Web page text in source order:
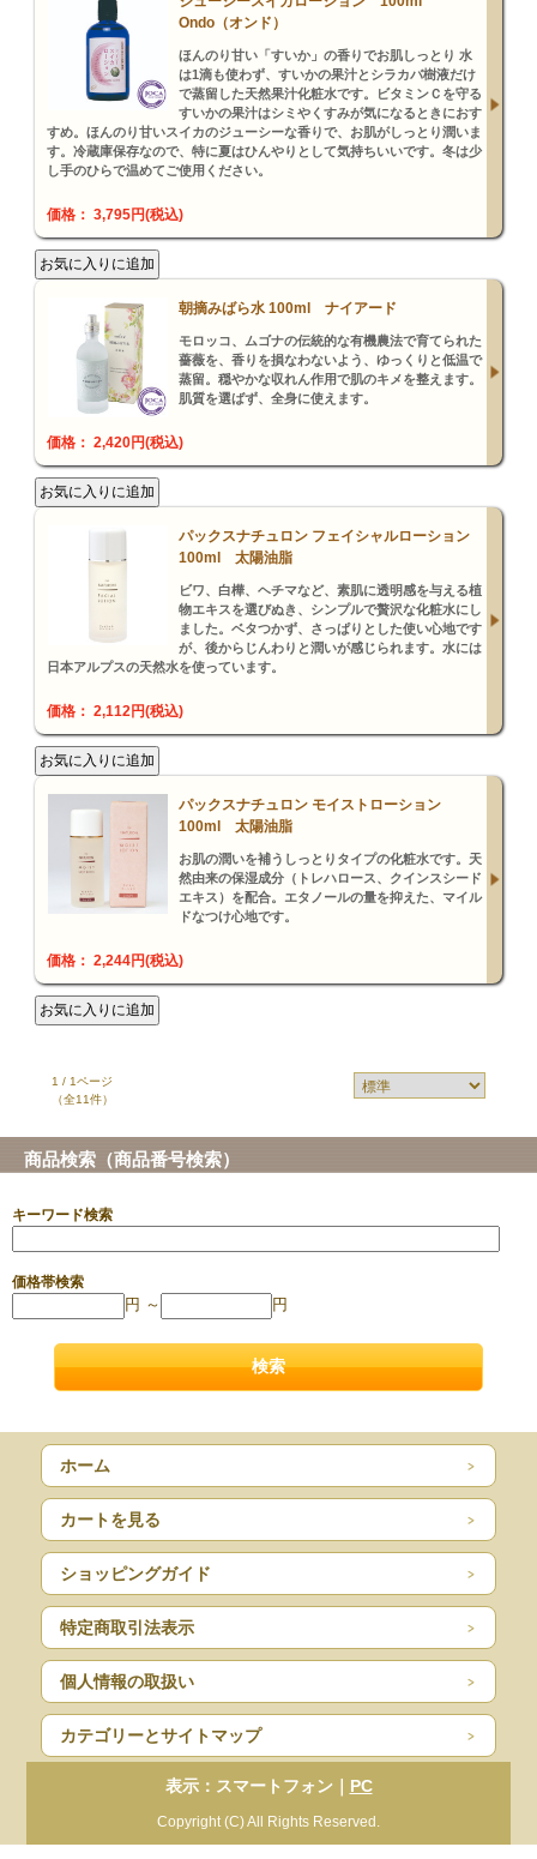
Ondo（オンド）
ほんのり甘い「すいか」の香りでお肌しっとり 水
は1滴も使わず、すいかの果汁とシラカバ樹液だけ
で蒸留した天然果汁化粧水です。ビタミンＣを守る
すいかの果汁はシミやくすみが気になるときにおす
すめ。ほんのり甘いスイカのジューシーな香りで、お肌がしっとり潤いま
す。冷蔵庫保存なので、特に夏はひんやりとして気持ちいいです。冬は少
し手のひらで温めてご使用ください。
価格： 3,795円(税込)
朝摘みばら水 100ml ナイアード
モロッコ、ムゴナの伝統的な有機農法で育てられた
薔薇を、香りを損なわないよう、ゆっくりと低温で
蒸留。穏やかな収れん作用で肌のキメを整えます。
肌質を選ばず、全身に使えます。
価格： 2,420円(税込)
パックスナチュロン フェイシャルローション
100ml 太陽油脂
ビワ、白樺、ヘチマなど、素肌に透明感を与える植
物エキスを選びぬき、シンプルで贅沢な化粧水にし
ました。ベタつかず、さっぱりとした使い心地です
が、後からじんわりと潤いが感じられます。水には
日本アルプスの天然水を使っています。
価格： 2,112円(税込)
パックスナチュロン モイストローション
100ml 太陽油脂
お肌の潤いを補うしっとりタイプの化粧水です。天
然由来の保湿成分（トレハロース、クインスシード
エキス）を配合。エタノールの量を抑えた、マイル
ドなつけ心地です。
価格： 2,244円(税込)
1 / 1ページ
（全11件）
商品検索（商品番号検索）
キーワード検索
価格帯検索
円 ～ 円
ホーム
カートを見る
ショッピングガイド
特定商取引法表示
個人情報の取扱い
カテゴリーとサイトマップ
表示：スマートフォン｜ PC
Copyright (C) All Rights Reserved.